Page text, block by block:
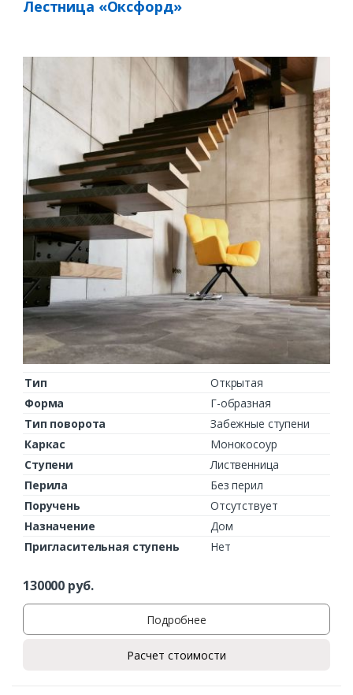
Комментарий к заказу
Лестница «Оксфорд»
Тип
Открытая
Форма
Г-образная
Тип поворота
Забежные ступени
Каркас
Монокосоур
Ступени
Лиственница
Перила
Без перил
Поручень
Отсутствует
Назначение
Дом
Пригласительная ступень
Нет
130000 руб.
Подробнее
Расчет стоимости